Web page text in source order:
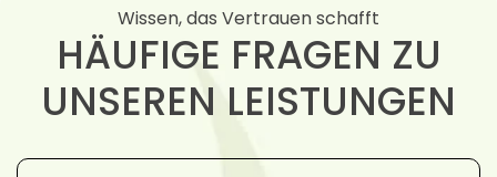
HÄUFIGE FRAGEN ZU
UNSEREN LEISTUNGEN
Wissen, das Vertrauen schafft